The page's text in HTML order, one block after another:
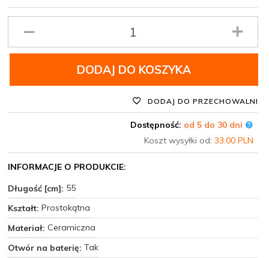
produktu
DODAJ DO KOSZYKA
DODAJ DO PRZECHOWALNI
Dostępność: od 5 do 30 dni
Koszt wysyłki od: 33.00 PLN
INFORMACJE O PRODUKCIE:
Długość [cm]: 55
Kształt: Prostokątna
Materiał: Ceramiczna
Otwór na baterię: Tak